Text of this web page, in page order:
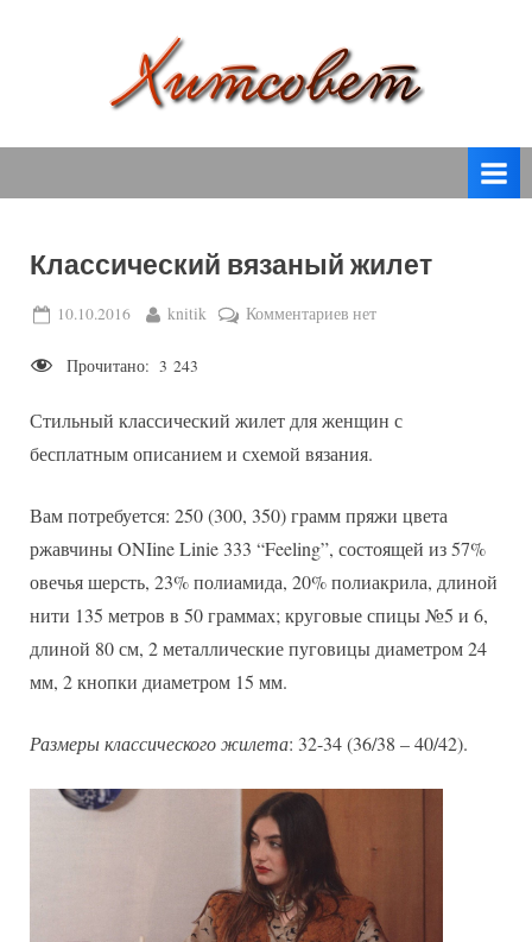
т
о
в
спицами,
крючком,
вязаные
модели
с
Классический вязаный жилет
Posted
10.10.2016 By
knitik Комментариевк
жилет
нет
Прочитано: 3 243
Стильный классический жилет для женщин с
бесплатным описанием и схемой вязания.
Вам потребуется: 250 (300, 350) грамм пряжи цвета
ржавчины ONIine Linie 333 “Feeling”, состоящей из 57%
овечья шерсть, 23% полиамида, 20% полиакрила, длиной
нити 135 метров в 50 граммах; круговые спицы №5 и 6,
длиной 80 см, 2 металлические пуговицы диаметром 24
мм, 2 кнопки диаметром 15 мм.
Размеры классического жилета: 32-34 (36/38 – 40/42).